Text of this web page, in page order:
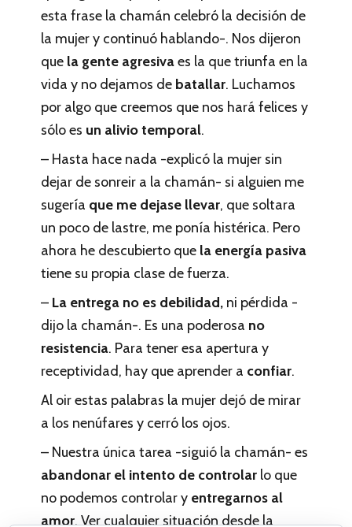
esta frase la chamán celebró la decisión de
la mujer y continuó hablando-. Nos dijeron
que la gente agresivaes la que triunfa en la
vida y no dejamos de batallar. Luchamos
por algo que creemos que nos hará felices y
sólo es un alivio temporal.
– Hasta hace nada -explicó la mujer sin
dejar de sonreir a la chamán- si alguien me
sugería que me dejase llevar, que soltara
un poco de lastre, me ponía histérica. Pero
ahora he descubierto que la energía pasiva
tiene su propia clase de fuerza.
– La entrega no es debilidad, ni pérdida -
dijo la chamán-. Es una poderosa no
resistencia. Para tener esa apertura y
receptividad, hay que aprender a confiar.
Al oir estas palabras la mujer dejó de mirar
a los nenúfares y cerró los ojos.
– Nuestra única tarea -siguió la chamán- es
abandonar el intento de controlar lo que
no podemos controlar y entregarnos al
amor. Ver cualquier situación desde la